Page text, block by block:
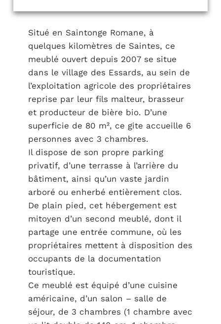
Situé en Saintonge Romane, à
quelques kilomètres de Saintes, ce
meublé ouvert depuis 2007 se situe
dans le village des Essards, au sein de
l’exploitation agricole des propriétaires
reprise par leur fils malteur, brasseur
et producteur de bière bio. D’une
superficie de 80 m², ce gite accueille 6
personnes avec 3 chambres.
Il dispose de son propre parking
privatif, d’une terrasse à l’arrière du
bâtiment, ainsi qu’un vaste jardin
arboré ou enherbé entièrement clos.
De plain pied, cet hébergement est
mitoyen d’un second meublé, dont il
partage une entrée commune, où les
propriétaires mettent à disposition des
occupants de la documentation
touristique.
Ce meublé est équipé d’une cuisine
américaine, d’un salon – salle de
séjour, de 3 chambres (1 chambre avec